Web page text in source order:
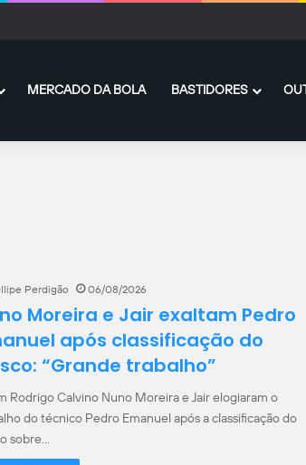
Davó vive grande fase em Israel e inicia temporada
MERCADO DA BOLA BASTIDORES
Perdigão 06/08/2026
Moreira e Jair exaltam Pedro
após classificação do
“Grande trabalho”
Rodrigo Calvino Nuno Moreira e Jair elogiaram o
do técnico Pedro Emanuel após a classificação do
sobre…